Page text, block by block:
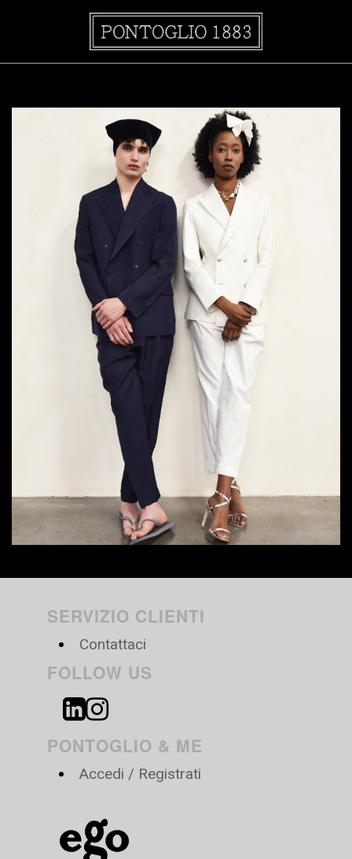
SERVIZIO CLIENTI
Contattaci
FOLLOW US
PONTOGLIO & ME
Accedi / Registrati